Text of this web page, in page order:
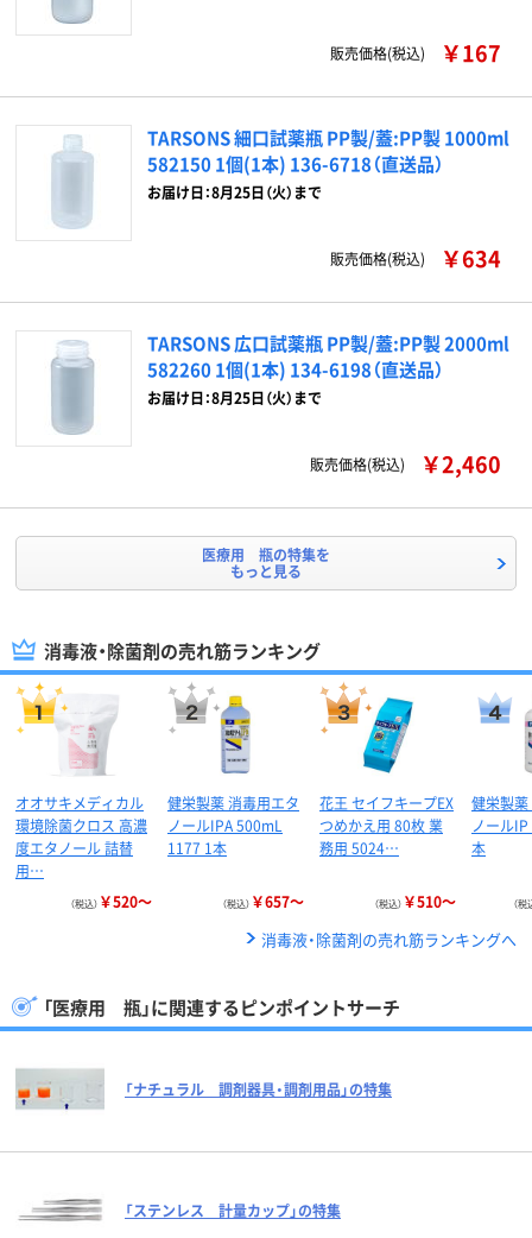
販売価格(税込) ￥167
TARSONS 細口試薬瓶 PP製/蓋:PP製 1000ml
582150 1個(1本) 136-6718（直送品）
お届け日：8月25日（火）まで
販売価格(税込) ￥634
TARSONS 広口試薬瓶 PP製/蓋:PP製 2000ml
582260 1個(1本) 134-6198（直送品）
お届け日：8月25日（火）まで
販売価格(税込) ￥2,460
医療用 瓶の特集を
もっと見る
消毒液・除菌剤の売れ筋ランキング
オオサキメディカル
環境除菌クロス 高濃
度エタノール 詰替
用…
（税込） ￥520～
健栄製薬 消毒用エタ
ノールIPA 500mL
1177 1本
（税込） ￥657～
花王 セイフキープEX
つめかえ用 80枚 業
務用 5024…
（税込） ￥510～
健栄製
ノール
本
（税
消毒液・除菌剤の売れ筋ランキングへ
「医療用 瓶」に関連するピンポイントサーチ
「ナチュラル 調剤器具・調剤用品」の特集
「ステンレス 計量カップ」の特集